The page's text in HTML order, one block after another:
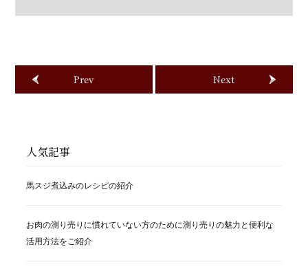
Prev Next
人気記事
馬スジ煮込みのレシピの紹介
お肉の測り売りに慣れていない方のために測り売りの魅力と便利な
活用方法をご紹介